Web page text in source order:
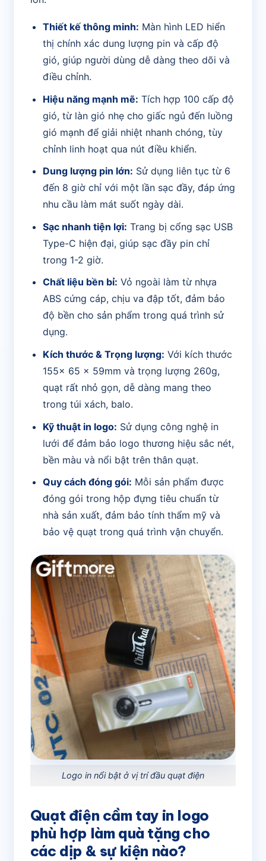
Thiết kế thông minh: Màn hình LED hiển
thị chính xác dung lượng pin và cấp độ
gió, giúp người dùng dễ dàng theo dõi và
điều chỉnh.
Hiệu năng mạnh mẽ: Tích hợp 100 cấp độ
gió, từ làn gió nhẹ cho giấc ngủ đến luồng
gió mạnh để giải nhiệt nhanh chóng, tùy
chỉnh linh hoạt qua nút điều khiển.
Dung lượng pin lớn: Sử dụng liên tục từ 6
đến 8 giờ chỉ với một lần sạc đầy, đáp ứng
nhu cầu làm mát suốt ngày dài.
Sạc nhanh tiện lợi: Trang bị cổng sạc USB
Type-C hiện đại, giúp sạc đầy pin chỉ
trong 1-2 giờ.
Chất liệu bền bỉ: Vỏ ngoài làm từ nhựa
ABS cứng cáp, chịu va đập tốt, đảm bảo
độ bền cho sản phẩm trong quá trình sử
dụng.
Kích thước & Trọng lượng: Với kích thước
155x 65 x 59mm và trọng lượng 260g,
quạt rất nhỏ gọn, dễ dàng mang theo
trong túi xách, balo.
Kỹ thuật in logo: Sử dụng công nghệ in
lưới để đảm bảo logo thương hiệu sắc nét,
bền màu và nổi bật trên thân quạt.
Quy cách đóng gói: Mỗi sản phẩm được
đóng gói trong hộp đựng tiêu chuẩn từ
nhà sản xuất, đảm bảo tính thẩm mỹ và
bảo vệ quạt trong quá trình vận chuyển.
Logo in nổi bật ở vị trí đầu quạt điện
Quạt điện cầm tay in logo
phù hợp làm quà tặng cho
các dịp & sự kiện nào?